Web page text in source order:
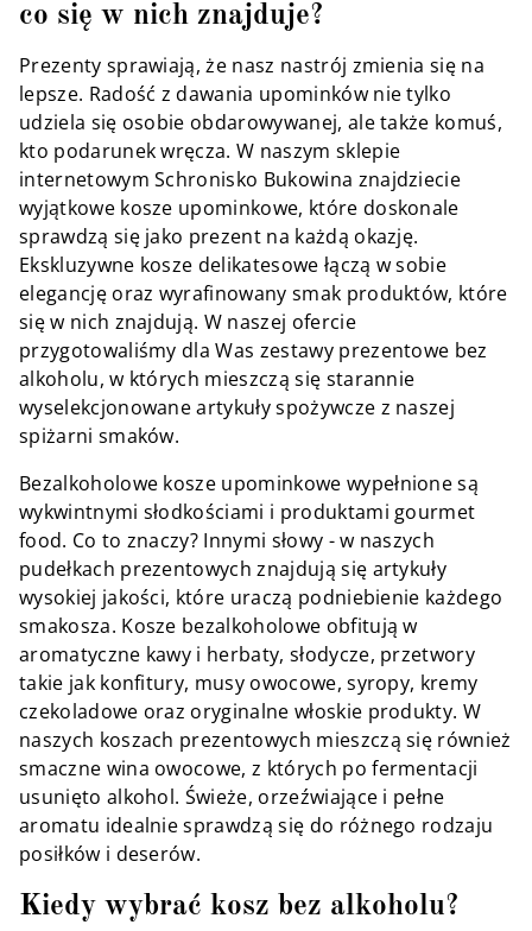
co się w nich znajduje?
Prezenty sprawiają, że nasz nastrój zmienia się na
lepsze. Radość z dawania upominków nie tylko
udziela się osobie obdarowywanej, ale także komuś,
kto podarunek wręcza. W naszym sklepie
internetowym Schronisko Bukowina znajdziecie
wyjątkowe kosze upominkowe, które doskonale
sprawdzą się jako prezent na każdą okazję.
Ekskluzywne kosze delikatesowe łączą w sobie
elegancję oraz wyrafinowany smak produktów, które
się w nich znajdują. W naszej ofercie
przygotowaliśmy dla Was zestawy prezentowe bez
alkoholu, w których mieszczą się starannie
wyselekcjonowane artykuły spożywcze z naszej
spiżarni smaków.
Bezalkoholowe kosze upominkowe wypełnione są
wykwintnymi słodkościami i produktami gourmet
food. Co to znaczy? Innymi słowy - w naszych
pudełkach prezentowych znajdują się artykuły
wysokiej jakości, które uraczą podniebienie każdego
smakosza. Kosze bezalkoholowe obfitują w
aromatyczne kawy i herbaty, słodycze, przetwory
takie jak konfitury, musy owocowe, syropy, kremy
czekoladowe oraz oryginalne włoskie produkty. W
naszych koszach prezentowych mieszczą się również
smaczne wina owocowe, z których po fermentacji
usunięto alkohol. Świeże, orzeźwiające i pełne
aromatu idealnie sprawdzą się do różnego rodzaju
posiłków i deserów.
Kiedy wybrać kosz bez alkoholu?